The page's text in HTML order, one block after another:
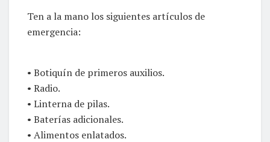
Ten a la mano los siguientes artículos de
emergencia:
• Botiquín de primeros auxilios.
• Radio.
• Linterna de pilas.
• Baterías adicionales.
• Alimentos enlatados.